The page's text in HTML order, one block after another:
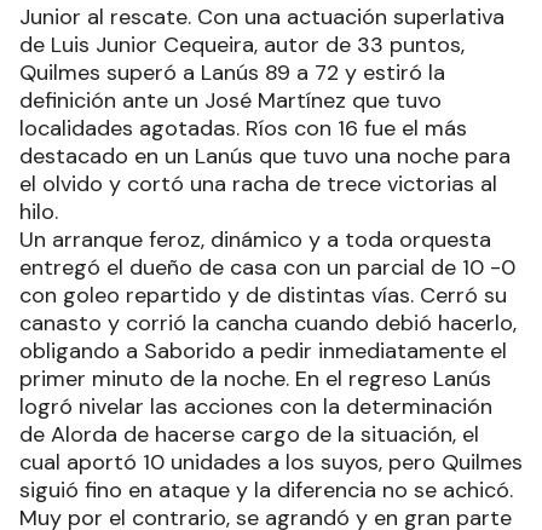
Junior al rescate. Con una actuación superlativa
de Luis Junior Cequeira, autor de 33 puntos,
Quilmes superó a Lanús 89 a 72 y estiró la
definición ante un José Martínez que tuvo
localidades agotadas. Ríos con 16 fue el más
destacado en un Lanús que tuvo una noche para
el olvido y cortó una racha de trece victorias al
hilo.
Un arranque feroz, dinámico y a toda orquesta
entregó el dueño de casa con un parcial de 10 -0
con goleo repartido y de distintas vías. Cerró su
canasto y corrió la cancha cuando debió hacerlo,
obligando a Saborido a pedir inmediatamente el
primer minuto de la noche. En el regreso Lanús
logró nivelar las acciones con la determinación
de Alorda de hacerse cargo de la situación, el
cual aportó 10 unidades a los suyos, pero Quilmes
siguió fino en ataque y la diferencia no se achicó.
Muy por el contrario, se agrandó y en gran parte